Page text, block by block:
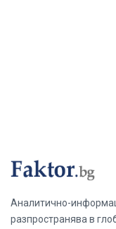
Аналитично-
разпространява в